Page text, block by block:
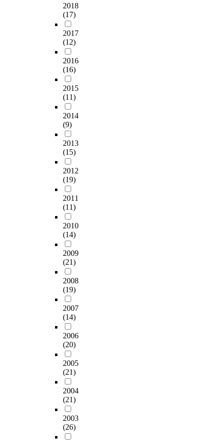
2018
(17)
2017
(12)
2016
(16)
2015
(11)
2014
(9)
2013
(15)
2012
(19)
2011
(11)
2010
(14)
2009
(21)
2008
(19)
2007
(14)
2006
(20)
2005
(21)
2004
(21)
2003
(26)